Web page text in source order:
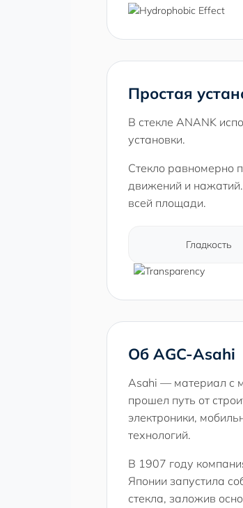
Простая
В стекле ANANK
установки.
Стекло равномерно
движений и нажатий.
всей площади.
Гладкость
Об AGC-Asahi
Asahi — материал с
прошел путь от
электроники,
технологий.
В 1907 году
Японии запустила
стекла, заложив